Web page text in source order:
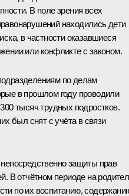
В поле зрения всех
находились дети
в частности оказавшиеся
или конфликте с законом.
по делам
в прошлом году проводили
тысяч трудных подростков.
был снят с учёта в связи
защиты прав
В отчётном периоде на
по их воспитанию,